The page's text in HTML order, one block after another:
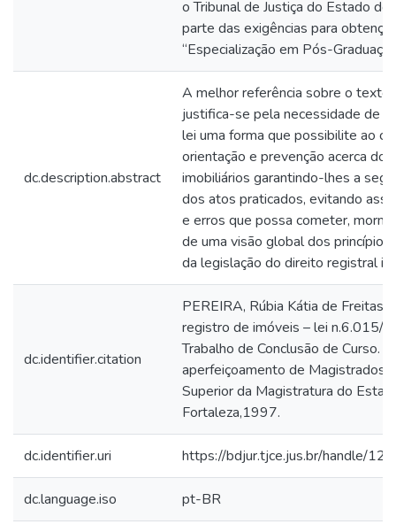
o Tribunal de Justiça do Estado do
parte das exigências para
“Especialização em Pós-
dc.description.abstract
A melhor referência sobre o texto
justifica-se pela necessidade de
lei uma forma que possibilite ao
orientação e prevenção acerca
imobiliários garantindo-lhes a
dos atos praticados, evitando
e erros que possa cometer,
de uma visão global dos
da legislação do direito registral
dc.identifier.citation
PEREIRA, Rúbia Kátia de Freitas.
registro de imóveis – lei n.6.015/
Trabalho de Conclusão de Curso.
aperfeiçoamento de Magistrados)
Superior da Magistratura do
Fortaleza,1997.
dc.identifier.uri https://bdjur.tjce.jus.br/handle/
dc.language.iso pt-BR